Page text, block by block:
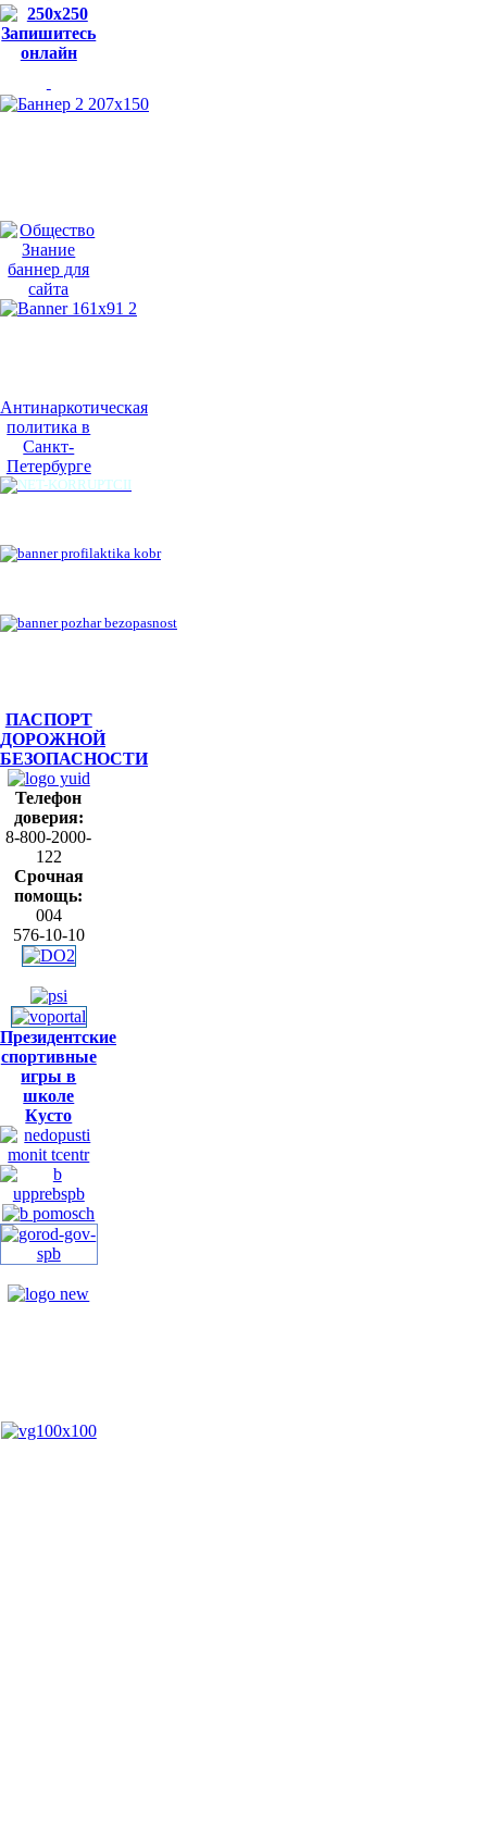
Антинаркотическая
политика в
Санкт-
Петербурге
ПАСПОРТ
ДОРОЖНОЙ
БЕЗОПАСНОСТИ
Телефон
доверия:
8-800-2000-
122
Срочная
помощь:
004
576-10-10
Президентские
спортивные
игры в
школе
Кусто